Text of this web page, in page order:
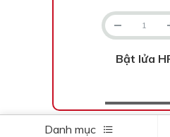
Bật lửa
Danh mục